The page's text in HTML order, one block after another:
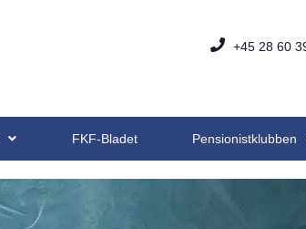
+45 28 60
FKF-Bladet Pensionistklubben